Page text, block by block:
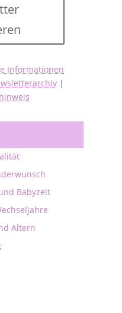
Informationen
|
Babyzeit
Altern